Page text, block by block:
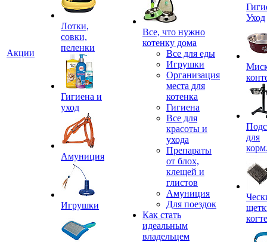
Акции
Лотки,
совки,
пеленки
Гигиена и
уход
Амуниция
Игрушки
Все, что нужно
котенку дома
Все для еды
Игрушки
Организация
места для
котенка
Гигиена
Все для
красоты и
ухода
Препараты
от блох,
клещей и
глистов
Амуниция
Для поездок
Как стать
идеальным
владельцем
Уход
для